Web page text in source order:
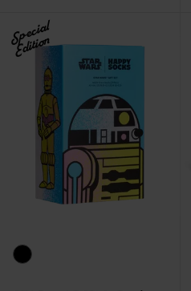
Special
Edition